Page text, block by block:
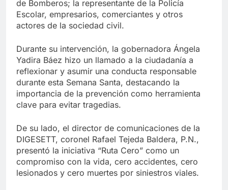
de Bomberos; la representante de la Policía
Escolar, empresarios, comerciantes y otros
actores de la sociedad civil.
Durante su intervención, la gobernadora Ángela
Yadira Báez hizo un llamado a la ciudadanía a
reflexionar y asumir una conducta responsable
durante esta Semana Santa, destacando la
importancia de la prevención como herramienta
clave para evitar tragedias.
De su lado, el director de comunicaciones de la
DIGESETT, coronel Rafael Tejeda Baldera, P.N.,
presentó la iniciativa “Ruta Cero” como un
compromiso con la vida, cero accidentes, cero
lesionados y cero muertes por siniestros viales.